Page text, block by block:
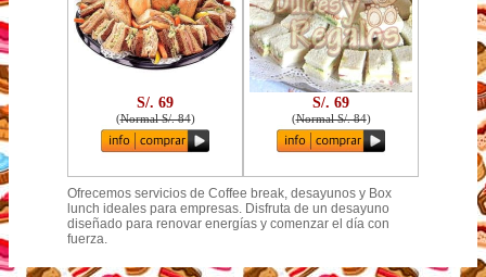
S/. 69
(Normal S/. 84)
S/. 69
(Normal S/. 84)
Ofrecemos servicios de Coffee break, desayunos y Box
lunch ideales para empresas. Disfruta de un desayuno
diseñado para renovar energías y comenzar el día con
fuerza.